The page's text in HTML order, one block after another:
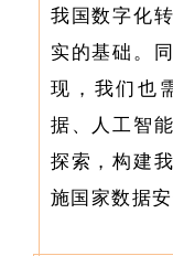
我国数字化
实的基础。
现，我们也
据、人工智
探索，构建
施国家数据